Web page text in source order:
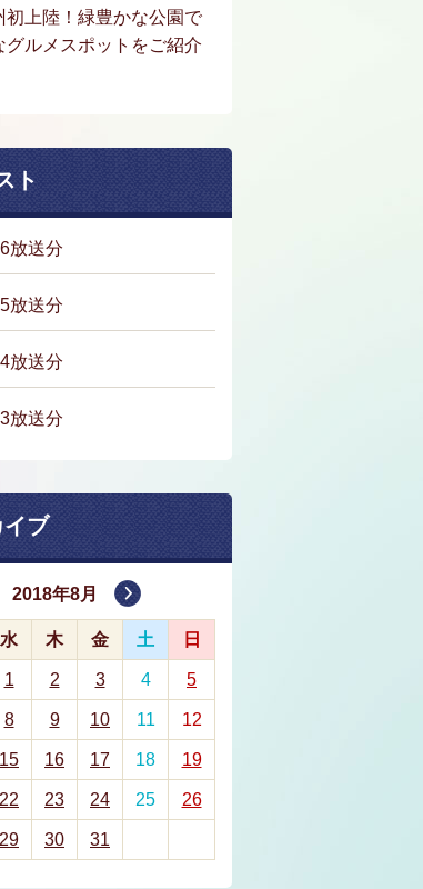
初上陸！緑豊かな公園で
グルメスポットをご紹介
ト
放送分
放送分
放送分
放送分
イブ
2018年8月
水 木 金 土 日
1 2 3 4 5
8 9 10 11 12
15 16 17 18 19
22 23 24 25 26
29 30 31